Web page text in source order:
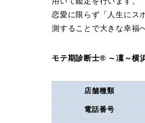
恋愛に限らず「人生にス
測することで大きな幸福
モテ期診断士® ～凜～横
店舗種類
電話番号